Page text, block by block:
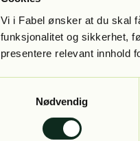
Vi i Fabel ønsker at du skal
funksjonalitet og sikkerhet,
presentere relevant innhold
Nødvendig
Application